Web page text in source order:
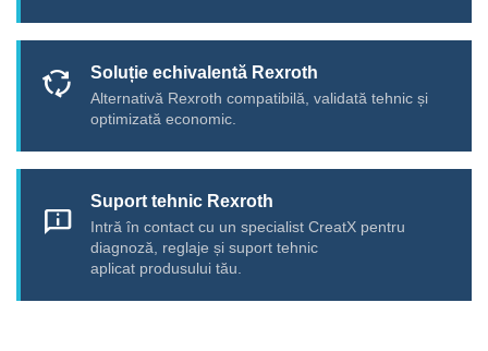
cycle Soluție echivalentă Rexroth
Alternativă Rexroth compatibilă, validată tehnic și
optimizată economic.
chat_info
Suport tehnic Rexroth
Intră în contact cu un specialist CreatX pentru
diagnoză, reglaje și suport tehnic
aplicat produsului tău.